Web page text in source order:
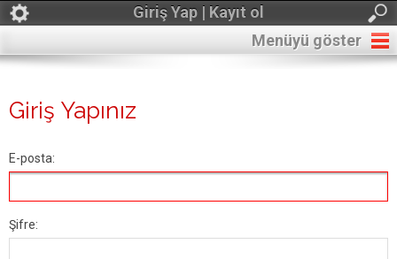
Giriş Yap | Kayıt ol
Menüyü göster
Giriş Yapınız
E-posta:
Şifre: